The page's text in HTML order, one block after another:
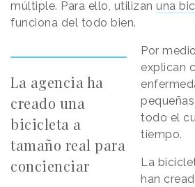
múltiple. Para ello, utilizan una
funciona del todo bien.
La agencia ha
creado una
bicicleta a
tamaño real para
concienciar
Por
explican
todo el
tiempo.
La
han